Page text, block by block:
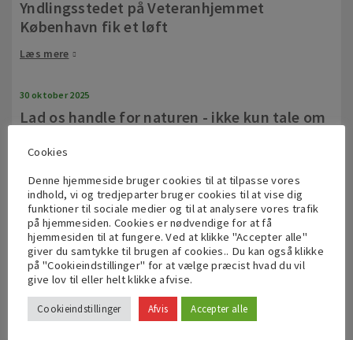
Yndlingsstedet på Veteranhjemmet
København fik et løft
Læs mere
30 oktober 2025
Lad os handle for naturen - ikke kun tale om
21 oktober 2025
idverde lancerer ESG-rapport 2024 - med
målet om en grønnere fremtid for alle
Læs mere
Cookies
Denne hjemmeside bruger cookies til at tilpasse vores
indhold, vi og tredjeparter bruger cookies til at vise dig
funktioner til sociale medier og til at analysere vores trafik
på hjemmesiden. Cookies er nødvendige for at få
hjemmesiden til at fungere. Ved at klikke "Accepter alle"
giver du samtykke til brugen af cookies.. Du kan også klikke
på "Cookieindstillinger" for at vælge præcist hvad du vil
give lov til eller helt klikke afvise.
Cookieindstillinger Afvis Accepter alle